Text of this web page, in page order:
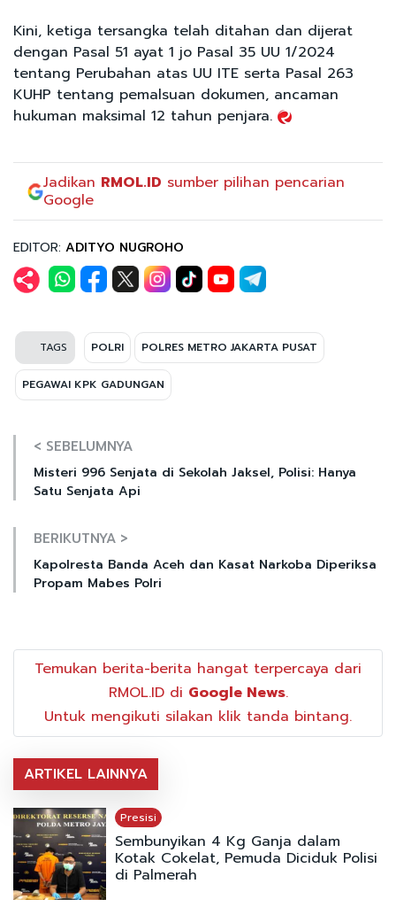
Kini, ketiga tersangka telah ditahan dan dijerat
dengan Pasal 51 ayat 1 jo Pasal 35 UU 1/2024
tentang Perubahan atas UU ITE serta Pasal 263
KUHP tentang pemalsuan dokumen, ancaman
hukuman maksimal 12 tahun penjara.
Jadikan RMOL.ID sumber pilihan pencarian
Google
EDITOR: ADITYO NUGROHO
TAGS POLRI POLRES METRO JAKARTA PUSAT
PEGAWAI KPK GADUNGAN
< SEBELUMNYA
Misteri 996 Senjata di Sekolah Jaksel, Polisi: Hanya
Satu Senjata Api
BERIKUTNYA >
Kapolresta Banda Aceh dan Kasat Narkoba Diperiksa
Propam Mabes Polri
Temukan berita-berita hangat terpercaya dari
RMOL.ID di Google News.
Untuk mengikuti silakan klik tanda bintang.
ARTIKEL LAINNYA
Presisi
Sembunyikan 4 Kg Ganja dalam
Kotak Cokelat, Pemuda Diciduk Polisi
di Palmerah